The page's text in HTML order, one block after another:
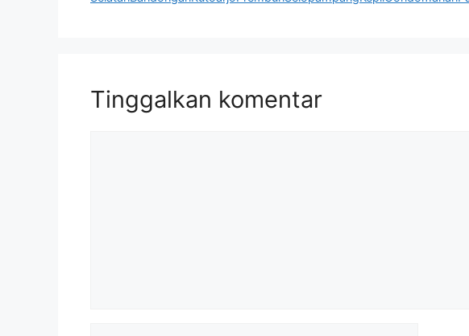
Tinggalkan komentar